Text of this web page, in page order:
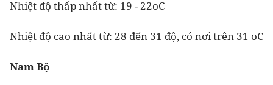
Nhiệt độ thấp nhất từ: 19 - 22oC
Nhiệt độ cao nhất từ: 28 đến 31 độ, có nơi trên 31 oC
Nam Bộ